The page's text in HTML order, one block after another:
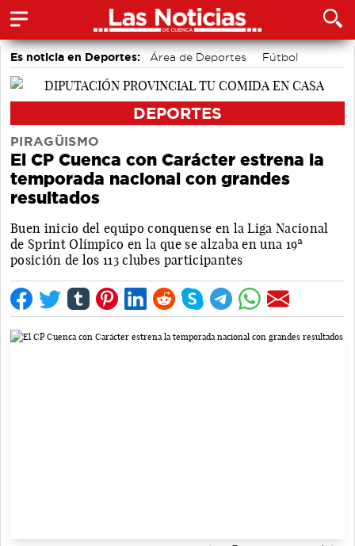
Es noticia en Deportes: Área de Deportes
Fútbol
Bolos conquenses
DEPORTES
PIRAGÜISMO
El CP Cuenca con Carácter estrena la
temporada nacional con grandes
resultados
Buen inicio del equipo conquense en la Liga Nacional
de Sprint Olímpico en la que se alzaba en una 19ª
posición de los 113 clubes participantes